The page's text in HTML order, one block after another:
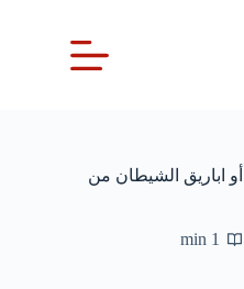
اباريق الشيطان من
1 min